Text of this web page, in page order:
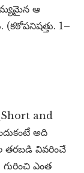
ఆ
(కఠోపనిషత్తు. 1–
(Short and
అది
తరబడి వివరించే
ఎంత